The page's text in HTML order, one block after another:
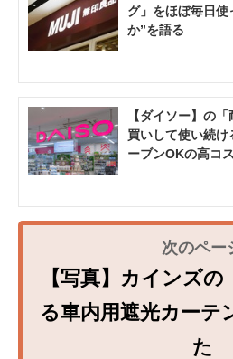
グ」をほぼ毎日
か”を語る
【ダイソー】の
買いして使い続
ーブンOKの高コ
【写真】カインズ
る車内用遮光カーテ
た